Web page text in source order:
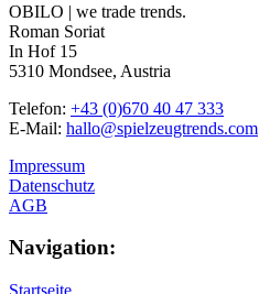
OBILO | we trade trends.
Roman Soriat
In Hof 15
5310 Mondsee, Austria
Telefon: +43 (0)670 40 47 333
E-Mail: hallo@spielzeugtrends.com
Impressum
Datenschutz
AGB
Navigation: